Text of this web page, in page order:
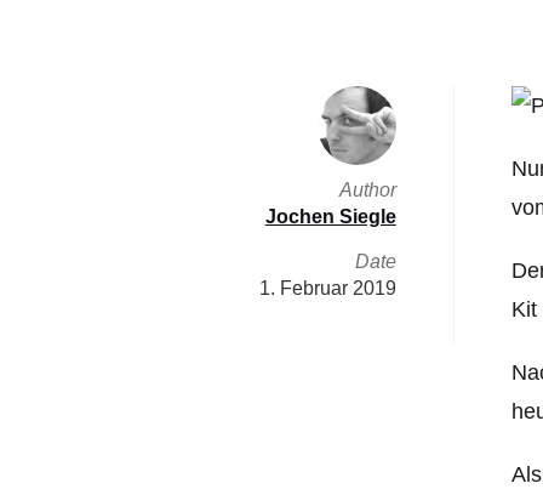
Kit
Author
Jochen Siegle
Date
1. Februar 2019